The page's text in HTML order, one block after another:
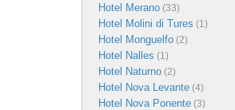
Hotel Merano (33)
Hotel Molini di Tures (1)
Hotel Monguelfo (2)
Hotel Nalles (1)
Hotel Naturno (2)
Hotel Nova Levante (4)
Hotel Nova Ponente (3)